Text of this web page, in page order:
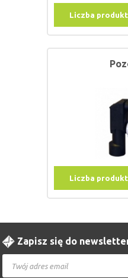
Liczba
Liczba
Zapisz się do